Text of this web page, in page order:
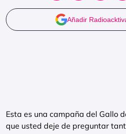
Añadir
Esta es una campaña del Gallo
que usted deje de preguntar